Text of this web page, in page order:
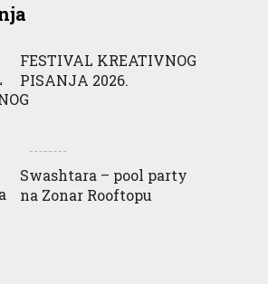
FESTIVAL KREATIVNOG
PISANJA 2026.
Swashtara – pool party
na Zonar Rooftopu